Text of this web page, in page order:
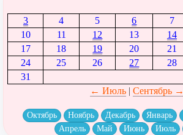
3
4 5 6 7
10
11 12 13 14
17
18 19 20 21
24
25 26 27 28
31
← Июль| Сентябрь →
Октябрь Ноябрь Декабрь Январь
Апрель
Май Июнь Июль